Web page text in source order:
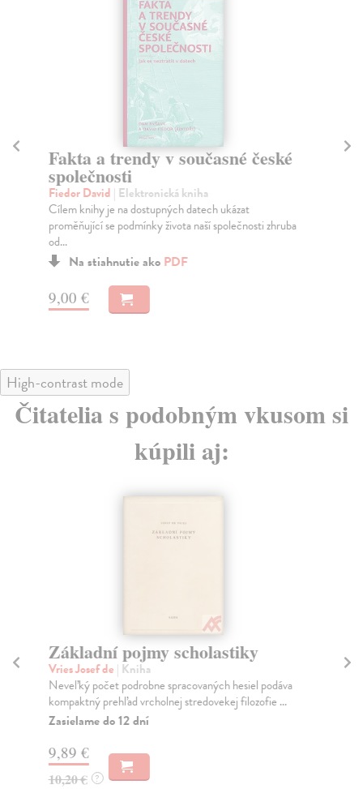
Fakta a trendy v současné české
společnosti
Fiedor David | Elektronická kniha
Cílem knihy je na dostupných datech ukázat
proměňující se podmínky života naší společnosti zhruba
od...
Na stiahnutie ako PDF
9,00 €
High-contrast mode
Čitatelia s podobným vkusom si
kúpili aj:
Základní pojmy scholastiky
Vries Josef de | Kniha
Neveľký počet podrobne spracovaných hesiel podáva
kompaktný prehľad vrcholnej stredovekej filozofie ...
Zasielame do 12 dní
9,89 €
10,20 € ?